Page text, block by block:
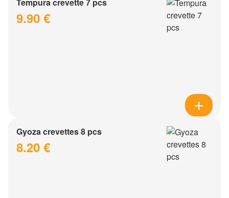
9.90 €
Gyoza crevettes 8 pcs
8.20 €